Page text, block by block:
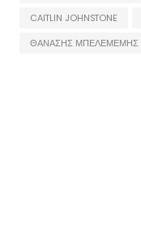
CAITLIN JOHNSTONE
ΘΑΝΑΣΗΣ ΜΠΕΛΕΜΕΜΗΣ